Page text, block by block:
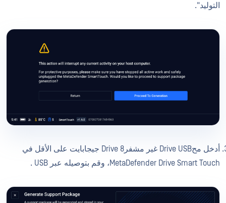
التوليد".
أدخل محDrive USB غير مشفرDrive 8 جيجابايت على الأقل في
MetaDefender Drive Smart Touch، وقم بتوصيله عبر USB .